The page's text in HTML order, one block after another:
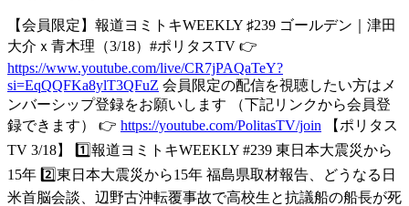
【会員限定】報道ヨミトキWEEKLY ♯239 ゴールデン｜津田
大介ｘ青木理（3/18）#ポリタスTV 👉️
https://www.youtube.com/live/CR7jPAQaTeY?
si=EqQQFKa8ylT3QFuZ 会員限定の配信を視聴したい方はメ
ンバーシップ登録をお願いします （下記リンクから会員登
録できます） 👉 https://youtube.com/PolitasTV/join 【ポリタス
TV 3/18】 1️⃣報道ヨミトキWEEKLY #239 東日本大震災から
15年 2️⃣東日本大震災から15年 福島県取材報告、どうなる日
米首脳会談、辺野古沖転覆事故で高校生と抗議船の船長が死